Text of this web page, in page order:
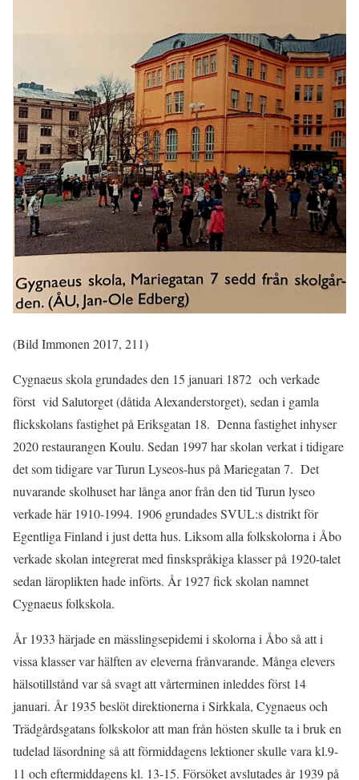
(Bild Immonen 2017, 211)
Cygnaeus skola grundades den 15 januari 1872 och verkade
först vid Salutorget (dåtida Alexanderstorget), sedan i gamla
flickskolans fastighet på Eriksgatan 18. Denna fastighet inhyser
2020 restaurangen Koulu. Sedan 1997 har skolan verkat i tidigare
det som tidigare var Turun Lyseos-hus på Mariegatan 7. Det
nuvarande skolhuset har långa anor från den tid Turun lyseo
verkade här 1910-1994. 1906 grundades SVUL:s distrikt för
Egentliga Finland i just detta hus. Liksom alla folkskolorna i Åbo
verkade skolan integrerat med finskspråkiga klasser på 1920-talet
sedan läroplikten hade införts. År 1927 fick skolan namnet
Cygnaeus folkskola.
År 1933 härjade en mässlingsepidemi i skolorna i Åbo så att i
vissa klasser var hälften av eleverna frånvarande. Många elevers
hälsotillstånd var så svagt att vårterminen inleddes först 14
januari. År 1935 beslöt direktionerna i Sirkkala, Cygnaeus och
Trädgårdsgatans folkskolor att man från hösten skulle ta i bruk en
tudelad läsordning så att förmiddagens lektioner skulle vara kl.9-
11 och eftermiddagens kl. 13-15. Försöket avslutades år 1939 på